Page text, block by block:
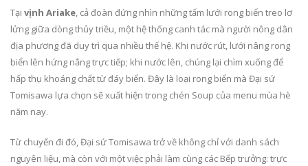
Tại vịnh Ariake, cả đoàn đứng nhìn những tấm lưới rong biển treo lơ
lửng giữa dòng thủy triều, một hệ thống canh tác mà người nông dân
địa phương đã duy trì qua nhiều thế hệ. Khi nước rút, lưới nâng rong
biển lên hứng nắng trực tiếp; khi nước lên, chúng lại chìm xuống để
hấp thụ khoáng chất từ đáy biển. Đây là loại rong biển mà Đại sứ
Tomisawa lựa chọn sẽ xuất hiện trong chén Soup của menu mùa hè
năm nay.
Từ chuyến đi đó, Đại sứ Tomisawa trở về không chỉ với danh sách
nguyên liệu, mà còn với một việc phải làm cùng các Bếp trưởng: trực